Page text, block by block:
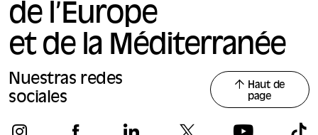
de l’Europe
et de la Méditerranée
Nuestras redes
sociales
Haut de
page